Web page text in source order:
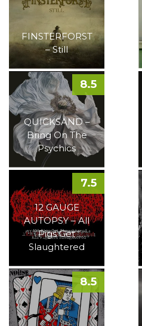
FINSTERFORST
– Still
QUICKSAND –
Bring On The
Psychics
8.5
12 GAUGE
AUTOPSY – All
Pigs Get
Slaughtered
7.5
8.5